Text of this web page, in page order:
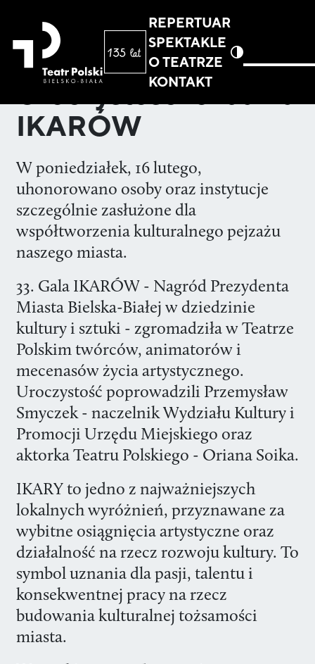
REPERTUAR
SPEKTAKLE
O TEATRZE
KONTAKT
Uroczystość rozdania
IKARÓW
W poniedziałek, 16 lutego,
uhonorowano osoby oraz instytucje
szczególnie zasłużone dla
współtworzenia kulturalnego pejzażu
naszego miasta.
33. Gala IKARÓW - Nagród Prezydenta
Miasta Bielska-Białej w dziedzinie
kultury i sztuki - zgromadziła w Teatrze
Polskim twórców, animatorów i
mecenasów życia artystycznego.
Uroczystość poprowadzili Przemysław
Smyczek - naczelnik Wydziału Kultury i
Promocji Urzędu Miejskiego oraz
aktorka Teatru Polskiego - Oriana Soika.
IKARY to jedno z najważniejszych
lokalnych wyróżnień, przyznawane za
wybitne osiągnięcia artystyczne oraz
działalność na rzecz rozwoju kultury. To
symbol uznania dla pasji, talentu i
konsekwentnej pracy na rzecz
budowania kulturalnej tożsamości
miasta.